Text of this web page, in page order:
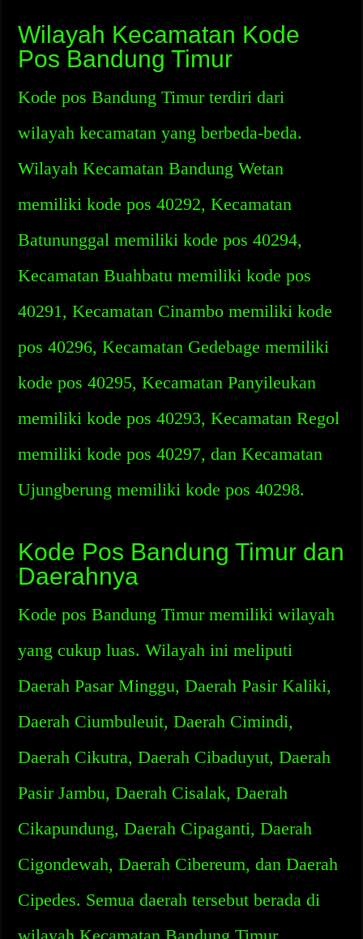
Wilayah Kecamatan Kode
Pos Bandung Timur
Kode pos Bandung Timur terdiri dari
wilayah kecamatan yang berbeda-beda.
Wilayah Kecamatan Bandung Wetan
memiliki kode pos 40292, Kecamatan
Batununggal memiliki kode pos 40294,
Kecamatan Buahbatu memiliki kode pos
40291, Kecamatan Cinambo memiliki kode
pos 40296, Kecamatan Gedebage memiliki
kode pos 40295, Kecamatan Panyileukan
memiliki kode pos 40293, Kecamatan Regol
memiliki kode pos 40297, dan Kecamatan
Ujungberung memiliki kode pos 40298.
Kode Pos Bandung Timur dan
Daerahnya
Kode pos Bandung Timur memiliki wilayah
yang cukup luas. Wilayah ini meliputi
Daerah Pasar Minggu, Daerah Pasir Kaliki,
Daerah Ciumbuleuit, Daerah Cimindi,
Daerah Cikutra, Daerah Cibaduyut, Daerah
Pasir Jambu, Daerah Cisalak, Daerah
Cikapundung, Daerah Cipaganti, Daerah
Cigondewah, Daerah Cibereum, dan Daerah
Cipedes. Semua daerah tersebut berada di